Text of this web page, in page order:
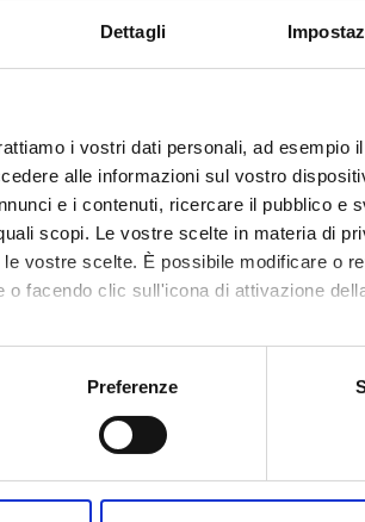
Dettagli
i vostri dati personali, ad esempio
alle informazioni sul vostro
e i contenuti, ricercare il pubblico e
scopi. Le vostre scelte in materia di
vostre scelte. È possibile modificare o
o facendo clic sull'icona di attivazione
anche:
sulla tua posizione geografica, con
in qualsiasi momento dalla
Preferenze
come damanda per frequentare il
or specific learning disorders
HERE